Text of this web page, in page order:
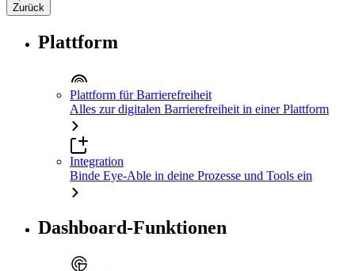
Zurück
Plattform
Plattform für Barrierefreiheit
Alles zur digitalen Barrierefreiheit in einer Plattform
Integration
Binde Eye-Able in deine Prozesse und Tools ein
Dashboard-Funktionen